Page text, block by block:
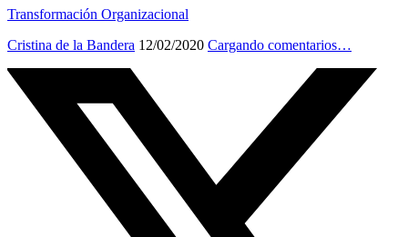
Transformación Organizacional
Cristina de la Bandera 12/02/2020 Cargando comentarios…